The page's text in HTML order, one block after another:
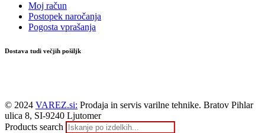
Moj račun
Postopek naročanja
Pogosta vprašanja
Dostava tudi večjih pošiljk
© 2024 VAREZ.si: Prodaja in servis varilne tehnike. Bratov Pihlar
ulica 8, SI-9240 Ljutomer
Products search